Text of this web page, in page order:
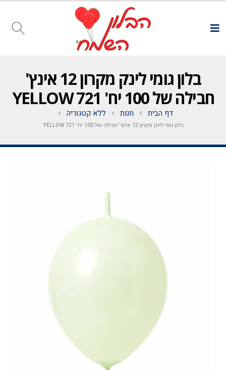
בלון גומי לינק מקרון 12 אינץ'
חבילה של 100 יח' YELLOW 721
דף הבית חנות ללא קטגוריה
בלון גומי לינק מקרון 12 אינץ' חבילה של 100 יח' YELLOW 721